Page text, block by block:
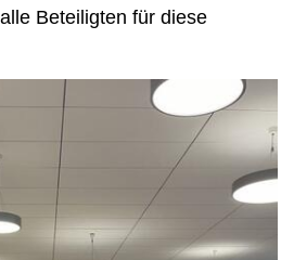
Beteiligten für diese